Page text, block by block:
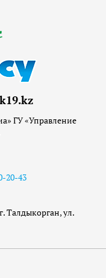
ГУ «Управление
20-43
Талдыкорган, ул.